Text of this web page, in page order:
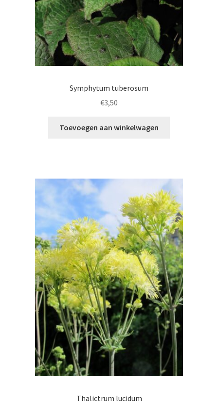
Symphytum tuberosum
€3,50
Toevoegen aan winkelwagen
Thalictrum lucidum